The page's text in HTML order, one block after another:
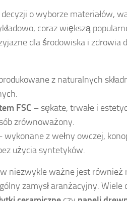
o wyborze materiałów,
coraz większą
dla środowiska i zdrowia
z naturalnych
FSC – sękate, trwałe i
zrównoważony.
wykonane z wełny owczej,
użycia syntetyków.
niezwykle ważne jest
zamysł aranżacyjny. Wiele